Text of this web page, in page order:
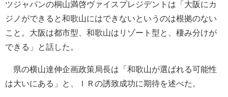
ツジャパンの桐山満啓ヴァイスプレジデントは「大阪にカ
ジノができると和歌山にはできないというのは根拠のない
こと。大阪は都市型、和歌山はリゾート型と、棲み分けが
できる」と話した。
県の横山達伸企画政策局長は「和歌山が選ばれる可能性
は大いにある」と、ＩＲの誘致成功に期待を述べた。